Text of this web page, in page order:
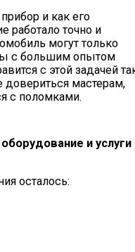
и как его
работало точно и
могут только
с большим опытом
с этой задачей
мастерам,
с поломками.
и услуги
осталось: